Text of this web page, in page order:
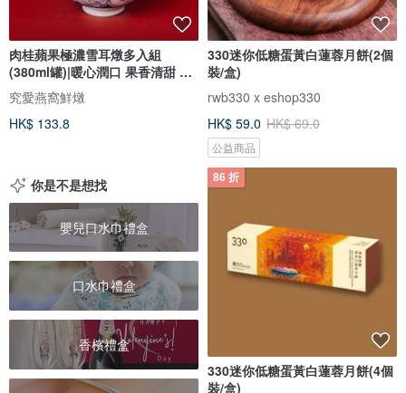
肉桂蘋果極濃雪耳燉多入組
(380ml罐)|暖心潤口 果香清甜 飽
滿果肉
究愛燕窩鮮燉
HK$ 133.8
330迷你低糖蛋黃白蓮蓉月餅(2個
裝/盒)
rwb330 x eshop330
HK$ 59.0 HK$ 69.0
公益商品
你是不是想找
嬰兒口水巾禮盒
口水巾禮盒
香檳禮盒
86 折
330迷你低糖蛋黃白蓮蓉月餅(4個
裝/盒)